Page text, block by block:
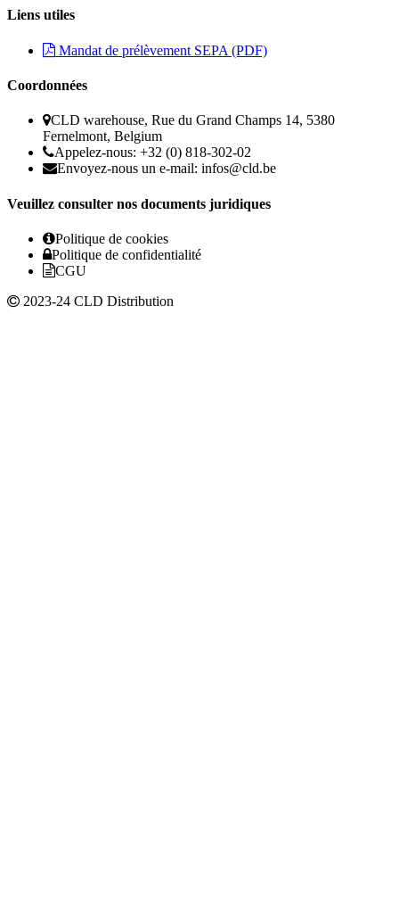
Liens utiles
Mandat de prélèvement SEPA (PDF)
Coordonnées
CLD warehouse, Rue du Grand Champs 14, 5380
Fernelmont, Belgium
Appelez-nous: +32 (0) 818-302-02
Envoyez-nous un e-mail: infos@cld.be
Veuillez consulter nos documents juridiques
Politique de cookies
Politique de confidentialité
CGU
2023-24 CLD Distribution